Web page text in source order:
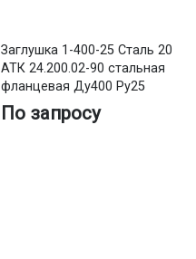
Заглушка 1-400-25 Сталь 20
АТК 24.200.02-90 стальная
фланцевая Ду400 Ру25
По запросу